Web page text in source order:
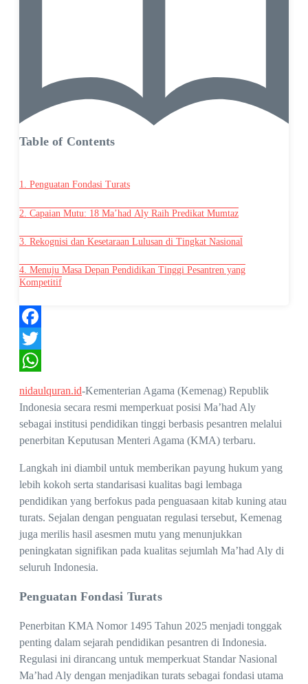
Table of Contents
1. Penguatan Fondasi Turats
2. Capaian Mutu: 18 Ma’had Aly Raih Predikat Mumtaz
3. Rekognisi dan Kesetaraan Lulusan di Tingkat Nasional
4. Menuju Masa Depan Pendidikan Tinggi Pesantren yang
Kompetitif
Facebook
Twitter
nidaulquran.id-Kementerian Agama (Kemenag) Republik
Indonesia secara resmi memperkuat posisi Ma’had Aly
sebagai institusi pendidikan tinggi berbasis pesantren melalui
penerbitan Keputusan Menteri Agama (KMA) terbaru.
Langkah ini diambil untuk memberikan payung hukum yang
lebih kokoh serta standarisasi kualitas bagi lembaga
pendidikan yang berfokus pada penguasaan kitab kuning atau
turats. Sejalan dengan penguatan regulasi tersebut, Kemenag
juga merilis hasil asesmen mutu yang menunjukkan
peningkatan signifikan pada kualitas sejumlah Ma’had Aly di
seluruh Indonesia.
Penguatan Fondasi Turats
Penerbitan KMA Nomor 1495 Tahun 2025 menjadi tonggak
penting dalam sejarah pendidikan pesantren di Indonesia.
Regulasi ini dirancang untuk memperkuat Standar Nasional
Ma’had Aly dengan menjadikan turats sebagai fondasi utama